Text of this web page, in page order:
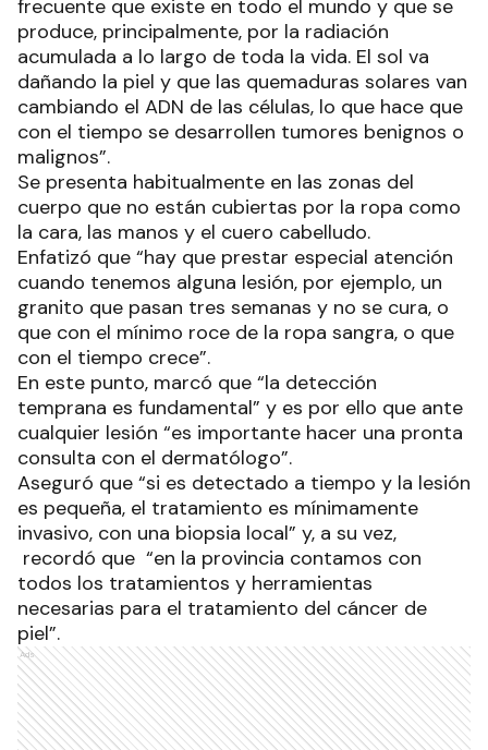
frecuente que existe en todo el mundo y que se
produce, principalmente, por la radiación
acumulada a lo largo de toda la vida. El sol va
dañando la piel y que las quemaduras solares van
cambiando el ADN de las células, lo que hace que
con el tiempo se desarrollen tumores benignos o
malignos”.
Se presenta habitualmente en las zonas del
cuerpo que no están cubiertas por la ropa como
la cara, las manos y el cuero cabelludo.
Enfatizó que “hay que prestar especial atención
cuando tenemos alguna lesión, por ejemplo, un
granito que pasan tres semanas y no se cura, o
que con el mínimo roce de la ropa sangra, o que
con el tiempo crece”.
En este punto, marcó que “la detección
temprana es fundamental” y es por ello que ante
cualquier lesión “es importante hacer una pronta
consulta con el dermatólogo”.
Aseguró que “si es detectado a tiempo y la lesión
es pequeña, el tratamiento es mínimamente
invasivo, con una biopsia local” y, a su vez,
recordó que “en la provincia contamos con
todos los tratamientos y herramientas
necesarias para el tratamiento del cáncer de
piel”.
Ads